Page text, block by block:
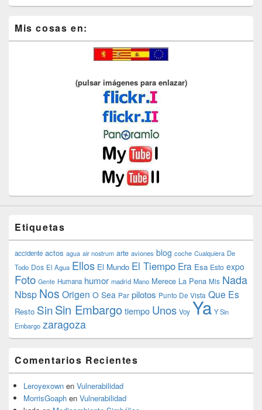
Mis cosas en:
(pulsar imágenes para enlazar)
Etiquetas
accidente actos agua air nostrum arte aviones blog coche Cualquiera De
Todo Dos El Agua Ellos El Mundo El Tiempo Era Esa Esto expo
Foto Gente Humana humor madrid Mano Merece La Pena Mis Nada
Nbsp Nos Origen O Sea Par pilotos Punto De Vista Que Es
Resto SinSin Embargotiempo Unos Voy Ya Y Sin
Embargo zaragoza
Comentarios Recientes
Leroyexown en Vulnerabilidad
MorrisGoaph en Vulnerabilidad